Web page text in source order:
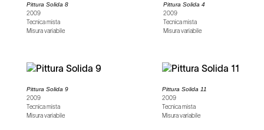
Pittura Solida 8
2009
Tecnica mista
Misura variabile
Pittura Solida 4
2009
Tecnica mista
Misura variabile
Pittura Solida 9
2009
Tecnica mista
Misura variabile
Pittura Solida 11
2009
Tecnica mista
Misura variabile